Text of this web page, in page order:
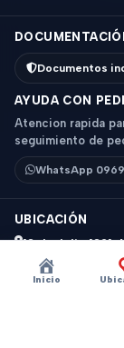
Inicio
Documentos
AYUDA CON
Atencion rapida
seguimiento de
WhatsApp
UBICACIÓN
18 de Julio 1831,
Horario: 9 a 18